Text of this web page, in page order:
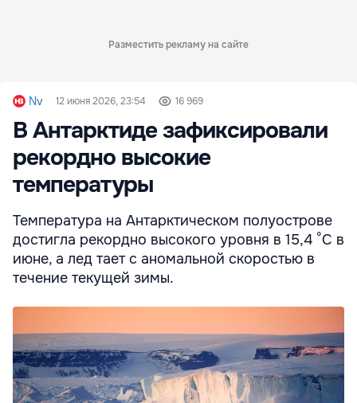
Разместить рекламу на сайте
Nv 12 июня 2026, 23:54 16 969
В Антарктиде зафиксировали
рекордно высокие
температуры
Температура на Антарктическом полуострове
достигла рекордно высокого уровня в 15,4 °C в
июне, а лед тает с аномальной скоростью в
течение текущей зимы.